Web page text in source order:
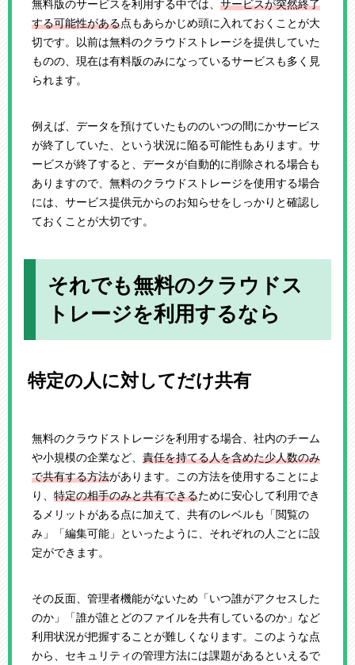
無料版のサービスを利用する中では、 サービスが突然終了
する可能性がある点もあらかじめ頭に入れておくことが大
切です。以前は無料のクラウドストレージを提供していた
ものの、現在は有料版のみになっているサービスも多く見
られます。
例えば、データを預けていたもののいつの間にかサービス
が終了していた、という状況に陥る可能性もあります。サ
ービスが終了すると、データが自動的に削除される場合も
ありますので、無料のクラウドストレージを使用する場合
には、サービス提供元からのお知らせをしっかりと確認し
ておくことが大切です。
それでも無料のクラウドス
トレージを利用するなら
特定の人に対してだけ共有
無料のクラウドストレージを利用する場合、社内のチーム
や小規模の企業など、 責任を持てる人を含めた少人数のみ
で共有する方法があります。この方法を使用することによ
り、 特定の相手のみと共有できるために安心して利用でき
るメリットがある点に加えて、共有のレベルも「閲覧の
み」「編集可能」といったように、それぞれの人ごとに設
定ができます。
その反面、管理者機能がないため「いつ誰がアクセスした
のか」「誰が誰とどのファイルを共有しているのか」など
利用状況が把握することが難しくなります。このような点
から、セキュリティの管理方法には課題があるといえるで